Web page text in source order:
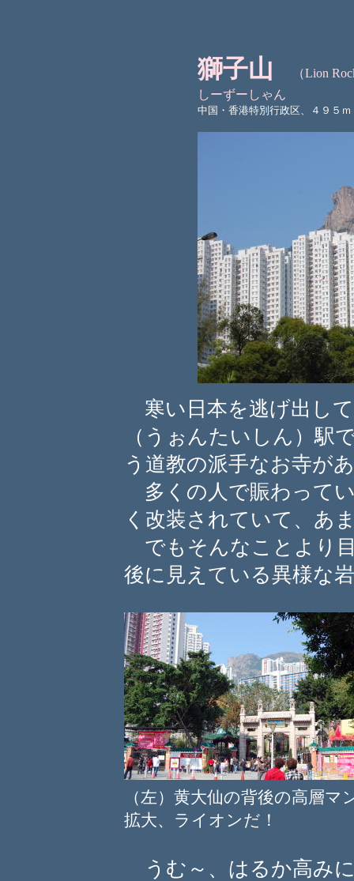
獅子山
（Lion
しーずーしゃん
中国・香港特別行政区、４９５ｍ
寒い日本を逃げ出し
（うぉんたいしん）駅
う道教の派手なお寺が
多くの人で賑わって
く改装されていて、あ
でもそんなことより
後に見えている異様な
（左）黄大仙の背後の高
拡大、ライオンだ！
うむ～、はるか高み